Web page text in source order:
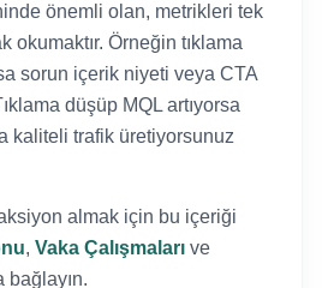
önemli olan, metrikleri tek
okumaktır. Örneğin tıklama
sorun içerik niyeti veya CTA
düşüp MQL artıyorsa
kaliteli trafik üretiyorsunuz
almak için bu içeriği
, Vaka Çalışmaları ve
bağlayın.